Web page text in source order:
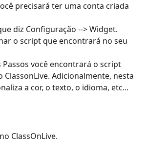
precisará ter uma conta criada
diz Configuração --> Widget.
o script que encontrará no seu
Passos você encontrará o script
ClassonLive. Adicionalmente, nesta
a cor, o texto, o idioma, etc...
ClassOnLive.